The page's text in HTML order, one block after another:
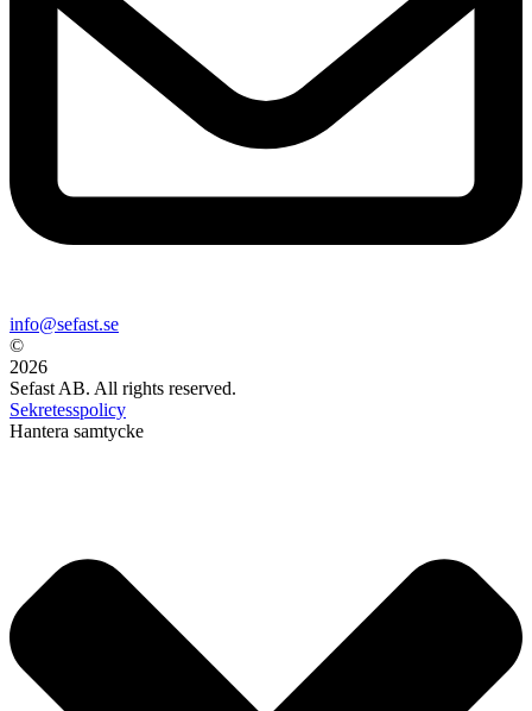
info@sefast.se
©
2026
Sefast AB. All rights reserved.
Sekretesspolicy
Hantera samtycke